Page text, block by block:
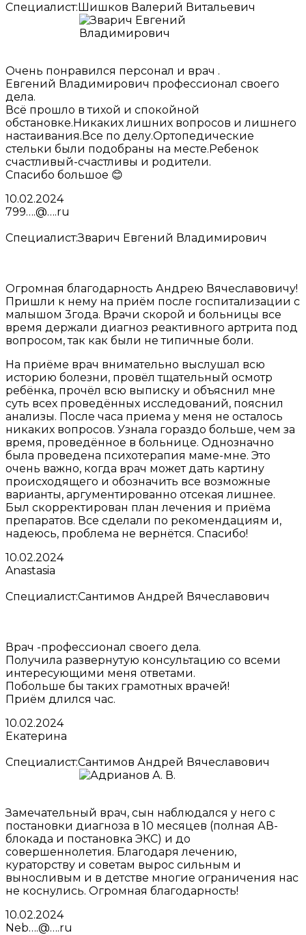
Специалист: Шишков Валерий Витальевич
Очень понравился персонал и врач .
Евгений Владимирович профессионал своего
дела.
Всё прошло в тихой и спокойной
обстановке.Никаких лишних вопросов и лишнего
настаивания.Все по делу.Ортопедические
стельки были подобраны на месте.Ребенок
счастливый-счастливы и родители.
Спасибо большое 😊
10.02.2024
799….@….ru
Специалист:Зварич Евгений Владимирович
Огромная благодарность Андрею Вячеславовичу!
Пришли к нему на приём после госпитализации с
малышом 3года. Врачи скорой и больницы все
время держали диагноз реактивного артрита под
вопросом, так как были не типичные боли.
На приёме врач внимательно выслушал всю
историю болезни, провёл тщательный осмотр
ребёнка, прочёл всю выписку и объяснил мне
суть всех проведённых исследований, пояснил
анализы. После часа приема у меня не осталось
никаких вопросов. Узнала гораздо больше, чем за
время, проведённое в больнице. Однозначно
была проведена психотерапия маме-мне. Это
очень важно, когда врач может дать картину
происходящего и обозначить все возможные
варианты, аргументированно отсекая лишнее.
Был скорректирован план лечения и приёма
препаратов. Все сделали по рекомендациям и,
надеюсь, проблема не вернётся. Спасибо!
10.02.2024
Anastasia
Специалист:Сантимов Андрей Вячеславович
Врач -профессионал своего дела.
Получила развернутую консультацию со всеми
интересующими меня ответами.
Побольше бы таких грамотных врачей!
Приём длился час.
10.02.2024
Екатерина
Специалист:Сантимов Андрей Вячеславович
Замечательный врач, сын наблюдался у него с
постановки диагноза в 10 месяцев (полная АВ-
блокада и постановка ЭКС) и до
совершеннолетия. Благодаря лечению,
кураторству и советам вырос сильным и
выносливым и в детстве многие ограничения нас
не коснулись. Огромная благодарность!
10.02.2024
Neb….@….ru